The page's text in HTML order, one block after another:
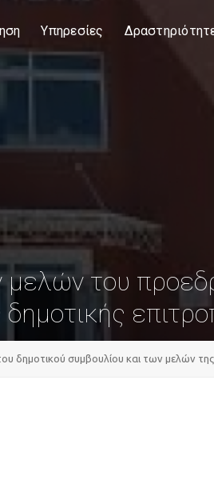
Υπηρεσίες
του
δημοτικού συμβουλίου και των μελών της